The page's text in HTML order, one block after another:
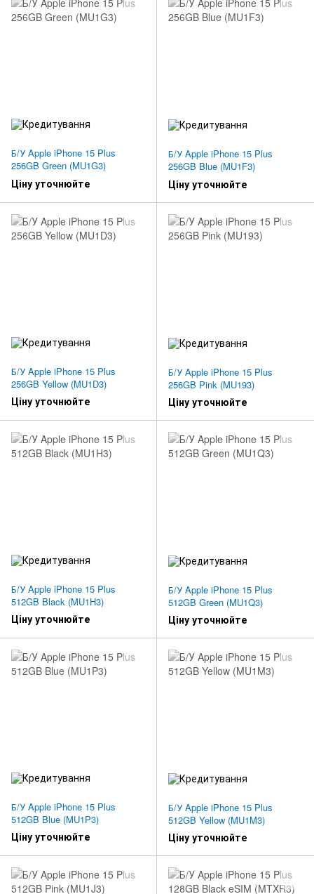
Б/У Apple iPhone 15 Plus
256GB Green (MU1G3)
Ціну уточнюйте
Б/У Apple iPhone 15 Plus
256GB Blue (MU1F3)
Ціну уточнюйте
Б/У Apple iPhone 15 Plus
256GB Yellow (MU1D3)
Ціну уточнюйте
Б/У Apple iPhone 15 Plus
256GB Pink (MU193)
Ціну уточнюйте
Б/У Apple iPhone 15 Plus
512GB Black (MU1H3)
Ціну уточнюйте
Б/У Apple iPhone 15 Plus
512GB Green (MU1Q3)
Ціну уточнюйте
Б/У Apple iPhone 15 Plus
512GB Blue (MU1P3)
Ціну уточнюйте
Б/У Apple iPhone 15 Plus
512GB Yellow (MU1M3)
Ціну уточнюйте